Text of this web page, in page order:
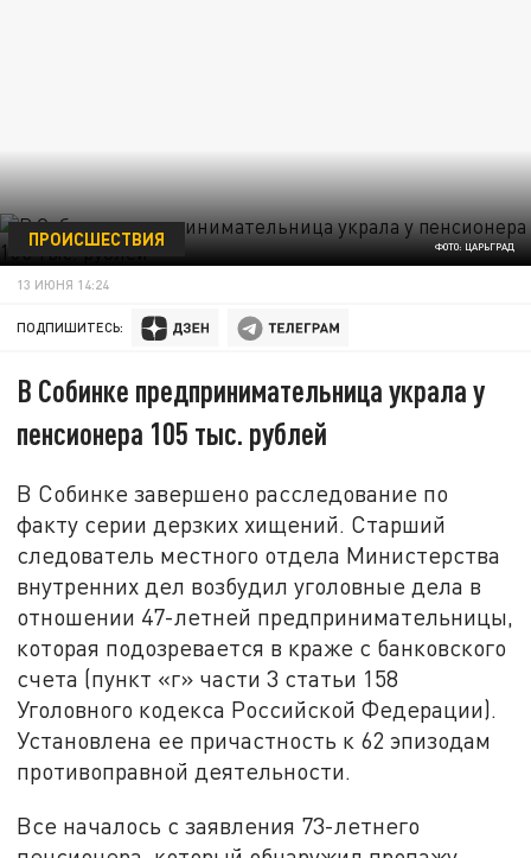
ФОТО: ЦАРЬГРАД
ПРОИСШЕСТВИЯ
13 ИЮНЯ 14:24
ПОДПИШИТЕСЬ:
В Собинке предпринимательница украла у
пенсионера 105 тыс. рублей
В Собинке завершено расследование по
факту серии дерзких хищений. Старший
следователь местного отдела Министерства
внутренних дел возбудил уголовные дела в
отношении 47-летней предпринимательницы,
которая подозревается в краже с банковского
счета (пункт «г» части 3 статьи 158
Уголовного кодекса Российской Федерации).
Установлена ее причастность к 62 эпизодам
противоправной деятельности.
Все началось с заявления 73-летнего